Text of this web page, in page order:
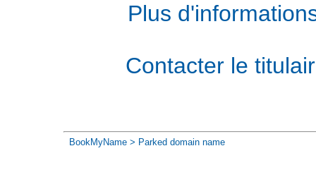
Plus
Contacter le
BookMyName > Parked domain name